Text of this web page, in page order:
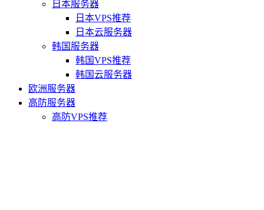
日本服务器
日本VPS推荐
日本云服务器
韩国服务器
韩国VPS推荐
韩国云服务器
欧洲服务器
高防服务器
高防VPS推荐